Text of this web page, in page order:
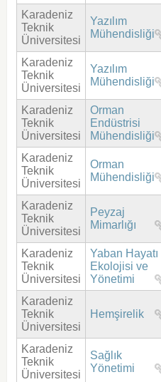
Karadeniz
Teknik
Üniversitesi
Yazılım
Mühendisliği
Karadeniz
Teknik
Üniversitesi
Yazılım
Mühendisliği
Karadeniz
Teknik
Üniversitesi
Orman
Endüstrisi
Mühendisliği
Karadeniz
Teknik
Üniversitesi
Orman
Mühendisliği
Karadeniz
Teknik
Üniversitesi
Peyzaj
Mimarlığı
Karadeniz
Teknik
Üniversitesi
Yaban Hayatı
Ekolojisi ve
Yönetimi
Karadeniz
Teknik
Üniversitesi
Hemşirelik
Karadeniz
Teknik
Üniversitesi
Sağlık
Yönetimi